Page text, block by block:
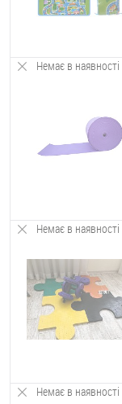
Немає в наявності
Немає в наявності
Немає в наявності